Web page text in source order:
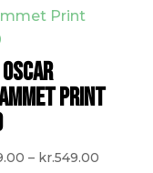
PRINT
– kr.549.00